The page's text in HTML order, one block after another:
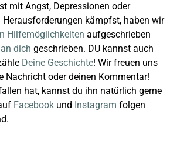
mit Angst, Depressionen oder
kämpfst, haben wir
Hilfemöglichkeiten aufgeschrieben
dich geschrieben. DU kannst auch
Deine Geschichte! Wir freuen uns
Nachricht oder deinen Kommentar!
hat, kannst du ihn natürlich gerne
Facebook und Instagram folgen